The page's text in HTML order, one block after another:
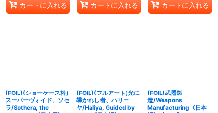
カートに入れる カートに入れる カートに入れる
(FOIL)(ショーケース枠)
スーパーヴォイド、ソセ
ラ/Sothera, the
(FOIL)(フルアート)光に
導かれし者、ハリー
ヤ/Haliya, Guided by
(FOIL)武器製
造/Weapons
Manufacturing《日本